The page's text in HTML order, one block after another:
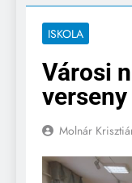
ISKOLA
Városi
verseny
Molnár